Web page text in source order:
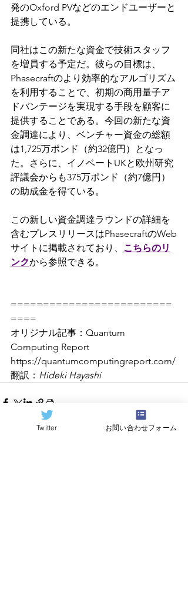
発のOxford PVなどのエンドユーザーと
提携している。
同社はこの新たな資金で技術スタッフ
を増員する予定だ。彼らの目標は、
Phasecraftのより効率的なアルゴリズム
を利用することで、初期の商用量子ア
ドバンテージを実現する手段を顧客に
提供することである。今回の新たな資
金調達により、ベンチャー資金の総額
は1,725万ポンド（約32億円）となっ
た。さらに、イノベートUKと欧州研究
評議会からも375万ポンド（約7億円）
の助成金を得ている。
この新しい資金調達ラウンドの詳細を
含むプレスリリースはPhasecraftのWeb
サイトに掲載されており、 こちらのリ
ンクから参照できる。
=========================
====
オリジナル記事：Quantum
Computing Report
https://quantumcomputingreport.com/
翻訳： Hideki Hayashi
Twitter お問い合わせフォーム